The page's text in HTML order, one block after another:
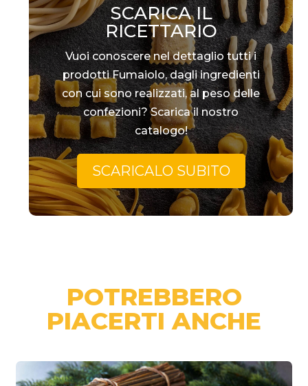
SCARICA IL
RICETTARIO
Vuoi conoscere nel dettaglio tutti i
prodotti Fumaiolo, dagli ingredienti
con cui sono realizzati, al peso delle
confezioni? Scarica il nostro
catalogo!
SCARICALO SUBITO
POTREBBERO
PIACERTI ANCHE